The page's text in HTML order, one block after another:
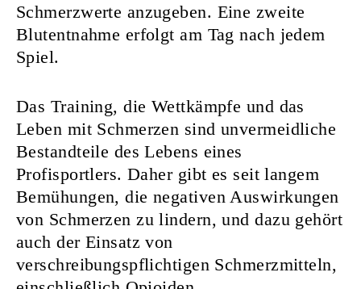
Schmerzwerte anzugeben. Eine zweite
Blutentnahme erfolgt am Tag nach jedem
Spiel.
Das Training, die Wettkämpfe und das
Leben mit Schmerzen sind unvermeidliche
Bestandteile des Lebens eines
Profisportlers. Daher gibt es seit langem
Bemühungen, die negativen Auswirkungen
von Schmerzen zu lindern, und dazu gehört
auch der Einsatz von
verschreibungspflichtigen Schmerzmitteln,